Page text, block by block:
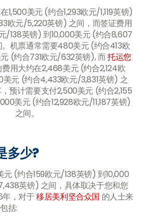
1,500美元 (约合1,293欧元/1,119英镑)
欧元/5,220英镑) 之间，而签证费用
/138英镑) 到10,000美元 (约合8,607
机票通常需要480美元 (约合413欧
(约合731欧元/632英镑), 而托运您
费用大约在2,468美元 (约合2,124欧
美元 (约合4,433欧元/3,831英镑) 之
预计需要支付2,500美元 (约合2,155
美元 (约合12,928欧元/11,187英镑)
之间。
多少?
元 (约合159欧元/138英镑) 到10,000
英镑) 之间，具体取决于您和您
年，对于移居美利坚合众国 的人士来
括: